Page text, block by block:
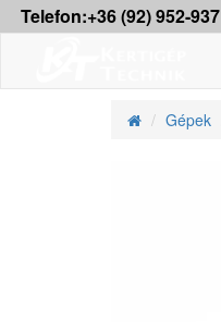
Telefon:+36 (92) 952-937
Gépek